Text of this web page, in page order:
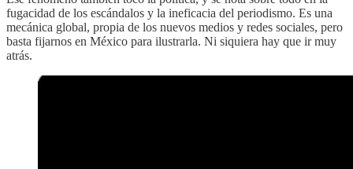
fugacidad de los escándalos y la ineficacia del periodismo. Es una
mecánica global, propia de los nuevos medios y redes sociales, pero
basta fijarnos en México para ilustrarla. Ni siquiera hay que ir muy
atrás.